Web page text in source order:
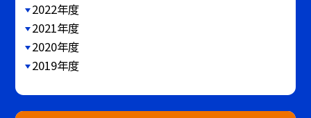
2022年度
2021年度
2020年度
2019年度